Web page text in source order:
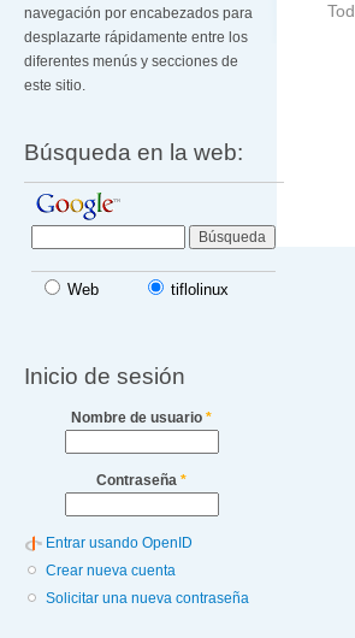
navegación por encabezados para
desplazarte rápidamente entre los
diferentes menús y secciones de
este sitio.
Búsqueda en la web:
Web tiflolinux
Inicio de sesión
Nombre de usuario *
Contraseña *
Entrar usando OpenID
Crear nueva cuenta
Solicitar una nueva contraseña